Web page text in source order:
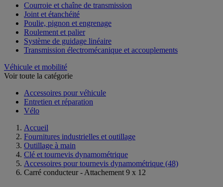
Courroie et chaîne de transmission
Joint et étanchéité
Poulie, pignon et engrenage
Roulement et palier
Système de guidage linéaire
Transmission électromécanique et accouplements
Véhicule et mobilité
Voir toute la catégorie
Accessoires pour véhicule
Entretien et réparation
Vélo
Accueil
Fournitures industrielles et outillage
Outillage à main
Clé et tournevis dynamométrique
Accessoires pour tournevis dynamométrique (48)
Carré conducteur - Attachement 9 x 12